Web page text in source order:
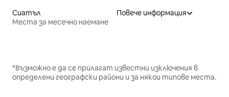
Сиатъл
Места за месечно наемане
Повече информация
*Възможно е да се прилагат известни изключения в
определени географски райони и за някои типове места.